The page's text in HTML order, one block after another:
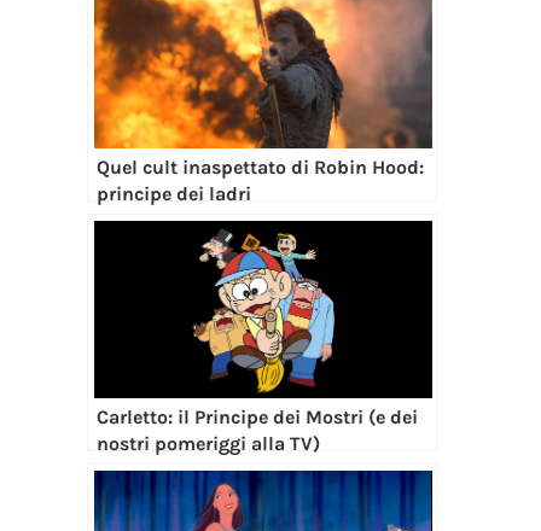
Quel cult inaspettato di Robin Hood:
principe dei ladri
Carletto: il Principe dei Mostri (e dei
nostri pomeriggi alla TV)